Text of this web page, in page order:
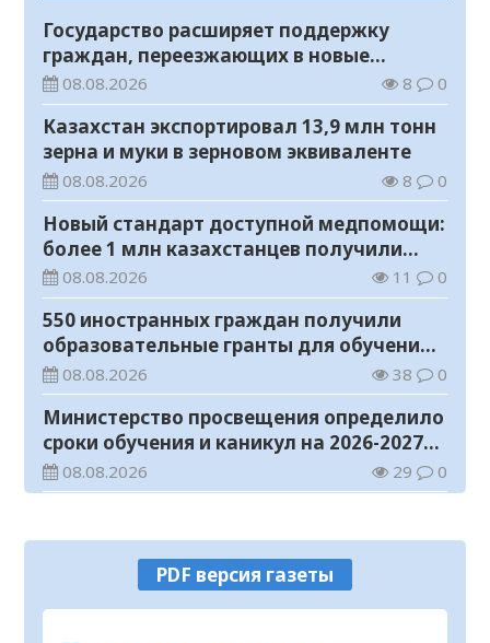
Государство расширяет поддержку
граждан, переезжающих в новые
регионы для работы
08.08.2026 8 0
Казахстан экспортировал 13,9 млн тонн
зерна и муки в зерновом эквиваленте
08.08.2026 8 0
Новый стандарт доступной медпомощи:
более 1 млн казахстанцев получили
телемедицинские услуги
08.08.2026 11 0
550 иностранных граждан получили
образовательные гранты для обучения в
Казахстане
08.08.2026 38 0
Министерство просвещения определило
сроки обучения и каникул на 2026-2027
учебный год
08.08.2026 29 0
08.08.2026 20 0
У граждан высокие ожидания от
выборов в Курултай – опрос
PDF версия газеты